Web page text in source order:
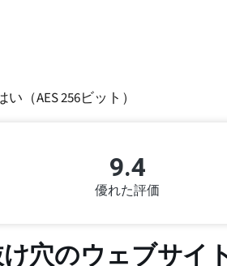
（AES 256ビット）
9.4
優れた評価
穴のウェブサイ